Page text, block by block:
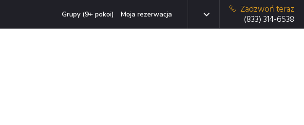
Grupy (9+ pokoi) Moja rezerwacja
Zadzwoń teraz
(833) 314-6538